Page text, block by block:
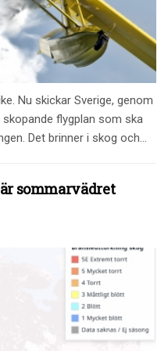
Nu skickar Sverige, genom
flygplan som ska
Det brinner i skog och...
sommarvädret